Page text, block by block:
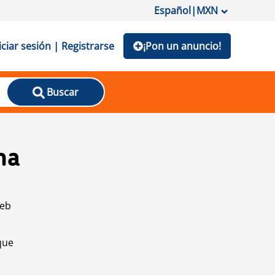
Español|MXN
sesión | Registrarse ¡Pon un anuncio!
Buscar